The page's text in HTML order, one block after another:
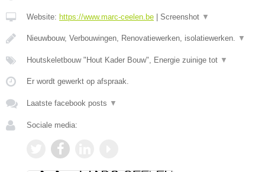
Website: https://www.marc-ceelen.be Screenshot ▼
Nieuwbouw, Verbouwingen, Renovatiewerken, isolatiewerken. ▼
Houtskeletbouw "Hout Kader Bouw", Energie zuinige tot ▼
Er wordt gewerkt op afspraak.
Laatste facebook posts ▼
Sociale media: